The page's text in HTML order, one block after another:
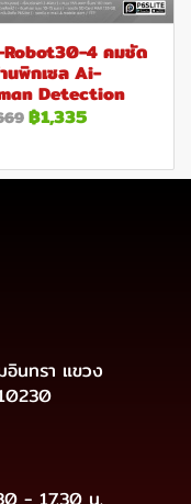
Robot30-4 คมชัด
นพิกเซล Ai-
Detection
฿1,335
นทรา แขวง